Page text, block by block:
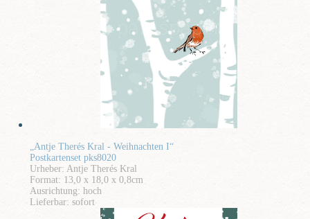
„Antje Therés Kral - Weihnachten I“
Postkartenset pks8020
Urheber: Antje Therés Kral
Format: 13,0 x 18,0 x 0,8cm
Ausrichtung: hoch
Lieferbar: sofort